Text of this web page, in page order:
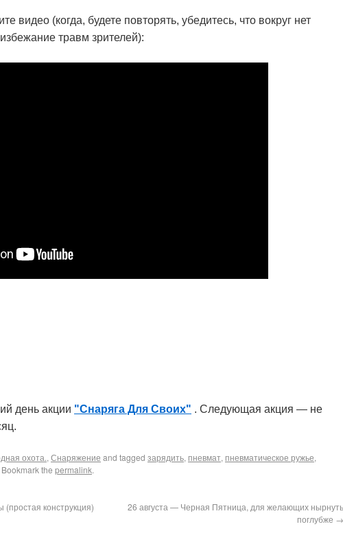
видео (когда, будете повторять, убедитесь, что вокруг нет
травм зрителей):
день акции "Снаряга Для Своих" . Следующая акция — не
охота., Снаряжение and tagged зарядить, пневмат, пневматическое ружье,
Bookmark the permalink.
конструкция)
26 августа — Черная Пятница, для желающих нырнуть
поглубже →